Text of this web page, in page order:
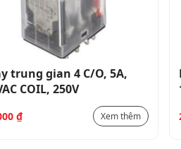
trung gian 4 C/O, 5A,
COIL, 250V
₫ Xem thêm